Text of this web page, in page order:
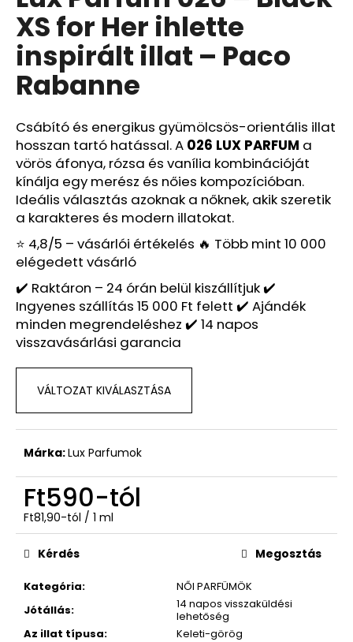
5-
ből
0,0
csillag.
XS for Her ihlette
inspirált illat – Paco
Rabanne
Csábító és energikus gyümölcsös-orientális illat
hosszan tartó hatással. A 026 LUX PARFUM a
vörös áfonya, rózsa és vanília kombinációját
kínálja egy merész és nőies kompozícióban.
Ideális választás azoknak a nőknek, akik szeretik
a karakteres és modern illatokat.
⭐ 4,8/5 – vásárlói értékelés 🔥 Több mint 10 000
elégedett vásárló
✔️ Raktáron – 24 órán belül kiszállítjuk ✔️
Ingyenes szállítás 15 000 Ft felett ✔️ Ajándék
minden megrendeléshez ✔️ 14 napos
visszavásárlási garancia
VÁLTOZAT KIVÁLASZTÁSA
Márka:Lux Parfumok
Ft590-tól
Egységár:
Ft81,90-tól / 1 ml
Kategória:
NŐI PARFÜMÖK
Jótállás:
14 napos visszaküldési
lehetőség
Az illat típusa:
Keleti-görög
Kérdés Megosztás
A
j
á
n
j
u
k
LUX
PARFUM
164
BOSS
NUIT
POUR
FEMME
IHLETTE
INSPIRÁLT
ILLAT
BOSS
Ft590